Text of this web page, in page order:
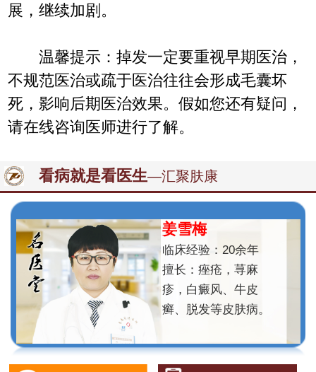
展，继续加剧。
温馨提示：掉发一定要重视早期医治，
不规范医治或疏于医治往往会形成毛囊坏
死，影响后期医治效果。假如您还有疑问，
请在线咨询医师进行了解。
看病就是看医生—汇聚肤康
姜雪梅
临床经验：20余年
擅长：痤疮，荨麻
疹，白癜风、牛皮
癣、脱发等皮肤病。